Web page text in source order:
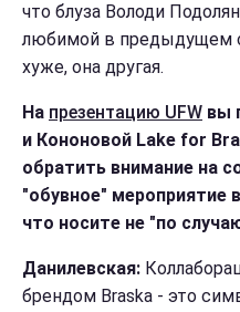
что блуза Володи
любимой в предыдущем
хуже, она другая.
На презентацию UFW вы
и Кононовой Lake for
обратить внимание на
"обувное" мероприятие
что носите не "по
Данилевская:
брендом Braska - это